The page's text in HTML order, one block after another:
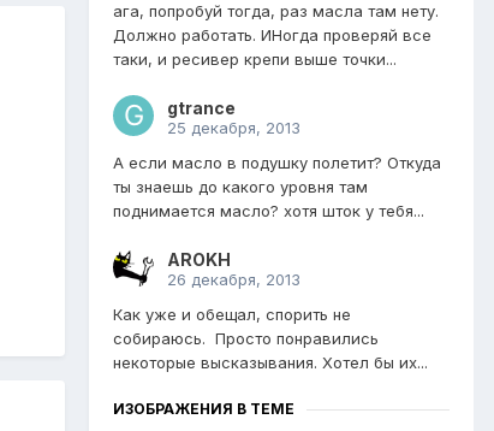
ага, попробуй тогда, раз масла там нету.
Должно работать. ИНогда проверяй все
таки, и ресивер крепи выше точки...
gtrance
25 декабря, 2013
А если масло в подушку полетит? Откуда
ты знаешь до какого уровня там
поднимается масло? хотя шток у тебя...
AROKH
26 декабря, 2013
Как уже и обещал, спорить не
собираюсь. Просто понравились
некоторые высказывания. Хотел бы их...
ИЗОБРАЖЕНИЯ В ТЕМЕ